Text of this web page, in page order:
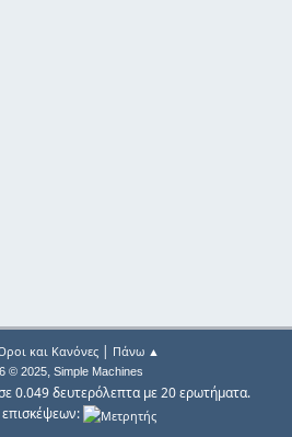
και Κανόνες| Πάνω ▲
© 2025, Simple Machines
0.049 δευτερόλεπτα με 20 ερωτήματα.